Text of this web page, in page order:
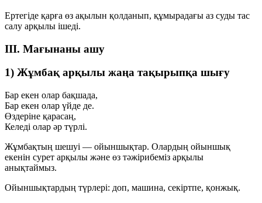
Ертегіде қарға өз ақылын қолданып, құмырадағы аз суды тас
салу арқылы ішеді.
III. Мағынаны ашу
1) Жұмбақ арқылы жаңа тақырыпқа шығу
Бар екен олар бақшада,
Бар екен олар үйде де.
Өздеріне қарасаң,
Келеді олар әр түрлі.
Жұмбақтың шешуі — ойыншықтар. Олардың ойыншық
екенін сурет арқылы және өз тәжірибеміз арқылы
анықтаймыз.
Ойыншықтардың түрлері: доп, машина, секіртпе, қонжық.